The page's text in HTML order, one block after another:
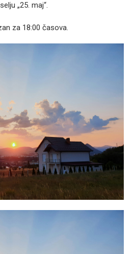
„25. maj“.
za 18:00 časova.